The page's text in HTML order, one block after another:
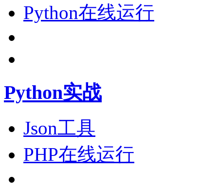
Python在线运行
Python实战
Json工具
PHP在线运行